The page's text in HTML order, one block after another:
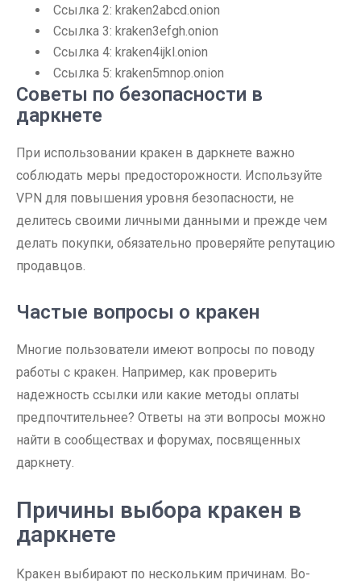
Ссылка 2: kraken2abcd.onion
Ссылка 3: kraken3efgh.onion
Ссылка 4: kraken4ijkl.onion
Ссылка 5: kraken5mnop.onion
Советы по безопасности в
даркнете
При использовании кракен в даркнете важно
соблюдать меры предосторожности. Используйте
VPN для повышения уровня безопасности, не
делитесь своими личными данными и прежде чем
делать покупки, обязательно проверяйте репутацию
продавцов.
Частые вопросы о кракен
Многие пользователи имеют вопросы по поводу
работы с кракен. Например, как проверить
надежность ссылки или какие методы оплаты
предпочтительнее? Ответы на эти вопросы можно
найти в сообществах и форумах, посвященных
даркнету.
Причины выбора кракен в
даркнете
Кракен выбирают по нескольким причинам. Во-